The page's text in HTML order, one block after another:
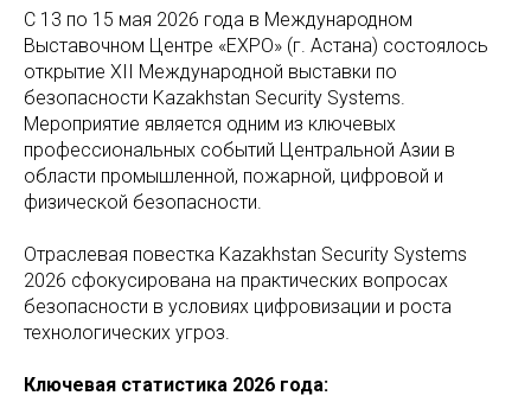
С 13 по 15 мая 2026 года в Международном
Выставочном Центре «EXPO» (г. Астана) состоялось
открытие XII Международной выставки по
безопасности Kazakhstan Security Systems.
Мероприятие является одним из ключевых
профессиональных событий Центральной Азии в
области промышленной, пожарной, цифровой и
физической безопасности.
Отраслевая повестка Kazakhstan Security Systems
2026 сфокусирована на практических вопросах
безопасности в условиях цифровизации и роста
технологических угроз.
Ключевая статистика 2026 года: